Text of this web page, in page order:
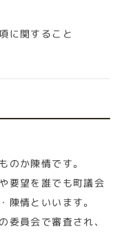
に関すること
のか陳情です。
要望を誰でも町議会
陳情といいます。
委員会で審査され、